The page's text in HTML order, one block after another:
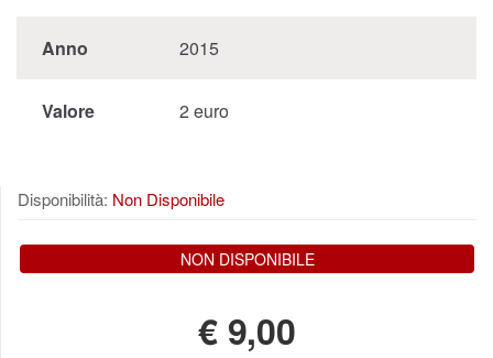
Anno 2015
Valore 2 euro
Disponibilità: Non Disponibile
NON DISPONIBILE
€ 9,00